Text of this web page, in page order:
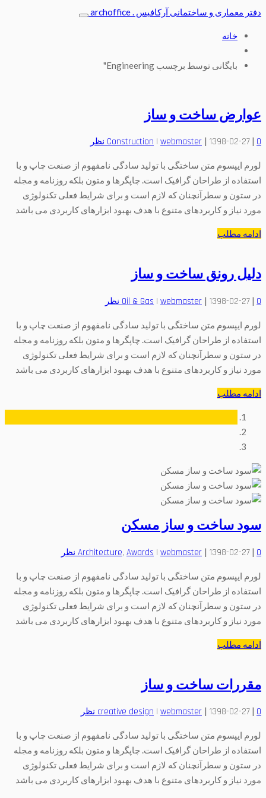
دفتر معماری و ساختمانی آرکافیس . archoffice
خانه
بایگانی توسط برچسب Engineering"
عوارض ساخت و ساز
Construction | webmaster | 1398-02-27 | 0 نظر
لورم ایپسوم متن ساختگی با تولید سادگی نامفهوم از صنعت چاپ و با
استفاده از طراحان گرافیک است. چاپگرها و متون بلکه روزنامه و مجله
در ستون و سطرآنچنان که لازم است و برای شرایط فعلی تکنولوژی
مورد نیاز و کاربردهای متنوع با هدف بهبود ابزارهای کاربردی می باشد
ادامه مطلب
دلیل رونق ساخت و ساز
Oil & Gas | webmaster | 1398-02-27 | 0 نظر
لورم ایپسوم متن ساختگی با تولید سادگی نامفهوم از صنعت چاپ و با
استفاده از طراحان گرافیک است. چاپگرها و متون بلکه روزنامه و مجله
در ستون و سطرآنچنان که لازم است و برای شرایط فعلی تکنولوژی
مورد نیاز و کاربردهای متنوع با هدف بهبود ابزارهای کاربردی می باشد
ادامه مطلب
سود ساخت و ساز مسکن
Architecture‚ Awards | webmaster | 1398-02-27 | 0 نظر
لورم ایپسوم متن ساختگی با تولید سادگی نامفهوم از صنعت چاپ و با
استفاده از طراحان گرافیک است. چاپگرها و متون بلکه روزنامه و مجله
در ستون و سطرآنچنان که لازم است و برای شرایط فعلی تکنولوژی
مورد نیاز و کاربردهای متنوع با هدف بهبود ابزارهای کاربردی می باشد
ادامه مطلب
مقررات ساخت و ساز
creative design | webmaster | 1398-02-27 | 0 نظر
لورم ایپسوم متن ساختگی با تولید سادگی نامفهوم از صنعت چاپ و با
استفاده از طراحان گرافیک است. چاپگرها و متون بلکه روزنامه و مجله
در ستون و سطرآنچنان که لازم است و برای شرایط فعلی تکنولوژی
مورد نیاز و کاربردهای متنوع با هدف بهبود ابزارهای کاربردی می باشد